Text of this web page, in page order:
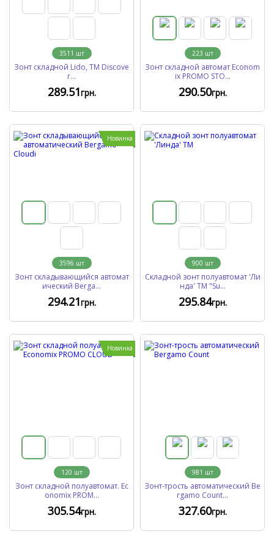
3511 шт
Зонт складной Lido, TM Discove
r...
289.51грн.
223 шт
Зонт складной автомат Econom
ix PROMO STO...
290.50грн.
Новинка
3596 шт
Зонт складывающийся автомат
ический Berga...
294.21грн.
900 шт
Складной зонт полуавтомат 'Ли
нда' ТМ "Su...
295.84грн.
Новинка
120 шт
Зонт складной полуавтомат. Ec
onomix PROM...
305.54грн.
981 шт
Зонт-трость автоматический Be
rgamo Count...
327.60грн.